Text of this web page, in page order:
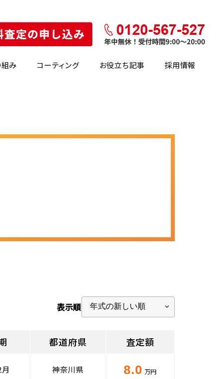
組み コーティング お役立ち記事 採用情報
表示順
都道府県 査定額
神奈川県 8.0 万円